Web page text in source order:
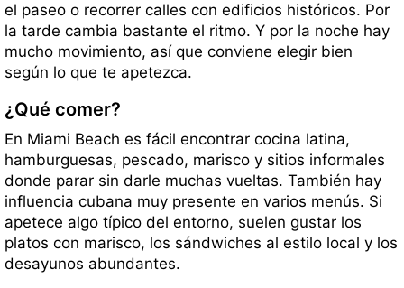
el paseo o recorrer calles con edificios históricos. Por
la tarde cambia bastante el ritmo. Y por la noche hay
mucho movimiento, así que conviene elegir bien
según lo que te apetezca.
¿Qué comer?
En Miami Beach es fácil encontrar cocina latina,
hamburguesas, pescado, marisco y sitios informales
donde parar sin darle muchas vueltas. También hay
influencia cubana muy presente en varios menús. Si
apetece algo típico del entorno, suelen gustar los
platos con marisco, los sándwiches al estilo local y los
desayunos abundantes.